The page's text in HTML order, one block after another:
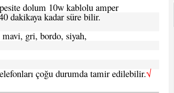
dolum 10w kablolu amper
dakikaya kadar süre bilir.
mavi, gri, bordo, siyah,
çoğu durumda tamir edilebilir.√